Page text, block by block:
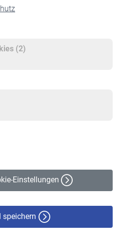
(2)
Einstellungen
speichern